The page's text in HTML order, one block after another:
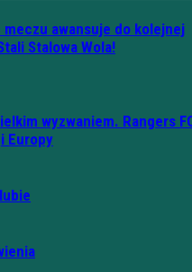
meczu awansuje do kolejnej
Stalowa Wola!
wyzwaniem. Rangers
Europy